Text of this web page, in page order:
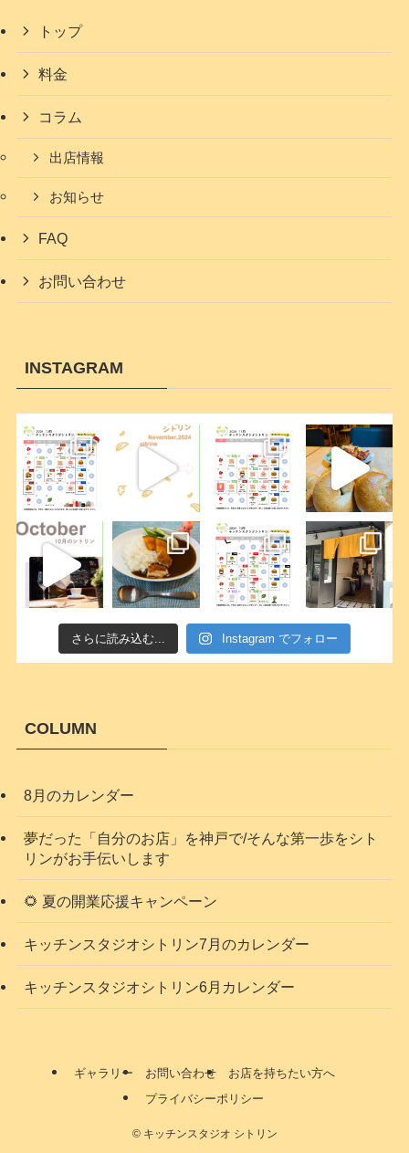
トップ
料金
コラム
出店情報
お知らせ
FAQ
お問い合わせ
INSTAGRAM
さらに読み込む... Instagram でフォロー
COLUMN
8月のカレンダー
夢だった「自分のお店」を神戸で/そんな第一歩をシト
リンがお手伝いします
🌻 夏の開業応援キャンペーン
キッチンスタジオシトリン7月のカレンダー
キッチンスタジオシトリン6月カレンダー
ギャラリー お問い合わせ
お店を持ちたい方へ
プライバシーポリシー
©キッチンスタジオ シトリン